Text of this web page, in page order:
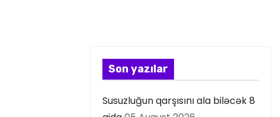
Son yazılar
Susuzluğun qarşısını ala biləcək 8